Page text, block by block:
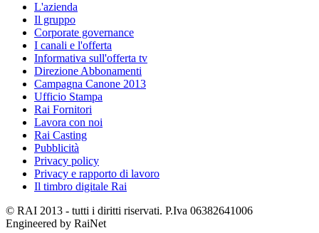
L'azienda
Il gruppo
Corporate governance
I canali e l'offerta
Informativa sull'offerta tv
Direzione Abbonamenti
Campagna Canone 2013
Ufficio Stampa
Rai Fornitori
Lavora con noi
Rai Casting
Pubblicità
Privacy policy
Privacy e rapporto di lavoro
Il timbro digitale Rai
© RAI 2013 - tutti i diritti riservati. P.Iva 06382641006
Engineered by RaiNet